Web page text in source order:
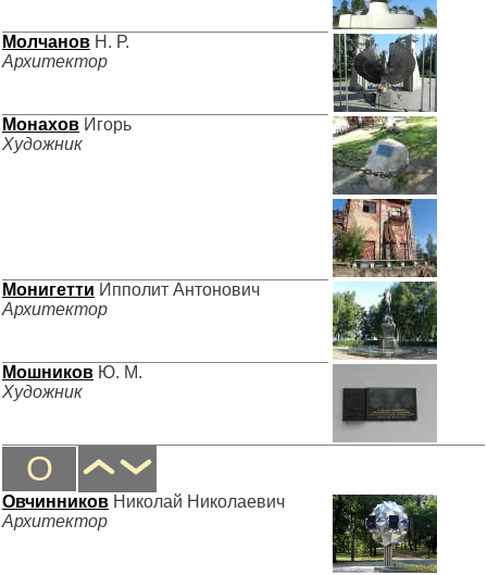
Молчанов Н. Р.
Архитектор
Монахов Игорь
Художник
Монигетти Ипполит Антонович
Архитектор
Мошников Ю. М.
Художник
О
Овчинников Николай Николаевич
Архитектор